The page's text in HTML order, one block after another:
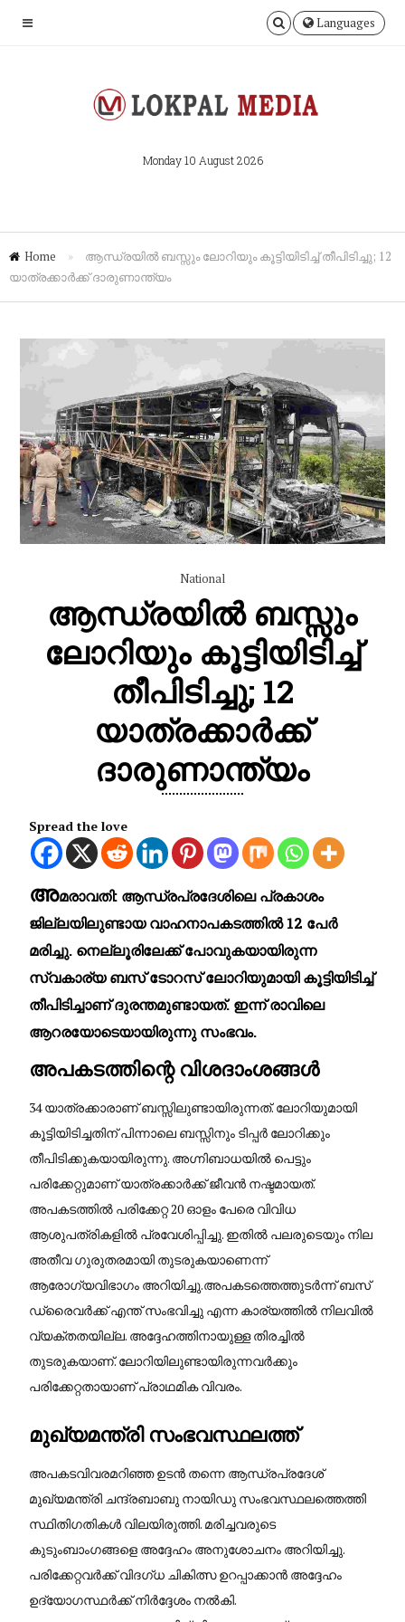
Languages
Monday 10 August 2026
Home »
​ആന്ധ്രയിൽ ബസ്സും ലോറിയും കൂട്ടിയിടിച്ച് തീപിടിച്ചു; 12
യാത്രക്കാർക്ക് ദാരുണാന്ത്യം
National
​ആന്ധ്രയിൽ ബസ്സും
ലോറിയും കൂട്ടിയിടിച്ച്
തീപിടിച്ചു; 12
യാത്രക്കാർക്ക്
ദാരുണാന്ത്യം
Spread the love
അമരാവതി: ആന്ധ്രപ്രദേശിലെ പ്രകാശം
ജില്ലയിലുണ്ടായ വാഹനാപകടത്തിൽ 12 പേർ
മരിച്ചു. നെല്ലൂരിലേക്ക് പോവുകയായിരുന്ന
സ്വകാര്യ ബസ് ടോറസ് ലോറിയുമായി കൂട്ടിയിടിച്ച്
തീപിടിച്ചാണ് ദുരന്തമുണ്ടായത്. ഇന്ന് രാവിലെ
ആറരയോടെയായിരുന്നു സംഭവം.
​അപകടത്തിന്റെ വിശദാംശങ്ങൾ
​34 യാത്രക്കാരാണ് ബസ്സിലുണ്ടായിരുന്നത്. ലോറിയുമായി
കൂട്ടിയിടിച്ചതിന് പിന്നാലെ ബസ്സിനും ടിപ്പർ ലോറിക്കും
തീപിടിക്കുകയായിരുന്നു. അഗ്നിബാധയിൽ പെട്ടും
പരിക്കേറ്റുമാണ് യാത്രക്കാർക്ക് ജീവൻ നഷ്ടമായത്.
അപകടത്തിൽ പരിക്കേറ്റ 20 ഓളം പേരെ വിവിധ
ആശുപത്രികളിൽ പ്രവേശിപ്പിച്ചു. ഇതിൽ പലരുടെയും നില
അതീവ ഗുരുതരമായി തുടരുകയാണെന്ന്
ആരോഗ്യവിഭാഗം അറിയിച്ചു.അപകടത്തെത്തുടർന്ന് ബസ്
ഡ്രൈവർക്ക് എന്ത് സംഭവിച്ചു എന്ന കാര്യത്തിൽ നിലവിൽ
വ്യക്തതയില്ല. അദ്ദേഹത്തിനായുള്ള തിരച്ചിൽ
തുടരുകയാണ്. ലോറിയിലുണ്ടായിരുന്നവർക്കും
പരിക്കേറ്റതായാണ് പ്രാഥമിക വിവരം.
​മുഖ്യമന്ത്രി സംഭവസ്ഥലത്ത്
​അപകടവിവരമറിഞ്ഞ ഉടൻ തന്നെ ആന്ധ്രപ്രദേശ്
മുഖ്യമന്ത്രി ചന്ദ്രബാബു നായിഡു സംഭവസ്ഥലത്തെത്തി
സ്ഥിതിഗതികൾ വിലയിരുത്തി. മരിച്ചവരുടെ
കുടുംബാംഗങ്ങളെ അദ്ദേഹം അനുശോചനം അറിയിച്ചു.
പരിക്കേറ്റവർക്ക് വിദഗ്ധ ചികിത്സ ഉറപ്പാക്കാൻ അദ്ദേഹം
ഉദ്യോഗസ്ഥർക്ക് നിർദ്ദേശം നൽകി.